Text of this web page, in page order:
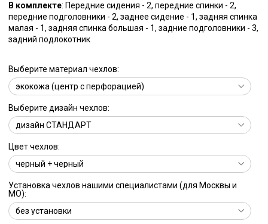
В комплекте: Передние сидения - 2, передние спинки - 2,
передние подголовники - 2, заднее сидение - 1, задняя спинка
малая - 1, задняя спинка большая - 1, задние подголовники - 3,
задний подлокотник
Выберите материал чехлов:
Выберите дизайн чехлов:
Цвет чехлов:
Установка чехлов нашими специалистами (для Москвы и
МО):